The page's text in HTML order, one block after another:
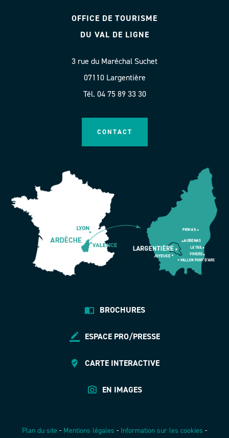
OFFICE DE TOURISME
DU VAL DE LIGNE
3 rue du Maréchal Suchet
07110 Largentière
Tél. 04 75 89 33 30
CONTACT
BROCHURES
ESPACE PRO/PRESSE
CARTE INTERACTIVE
EN IMAGES
Plan du site - Mentions légales - Information sur les cookies -